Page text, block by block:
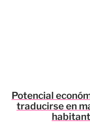
Potencial
traducirse en